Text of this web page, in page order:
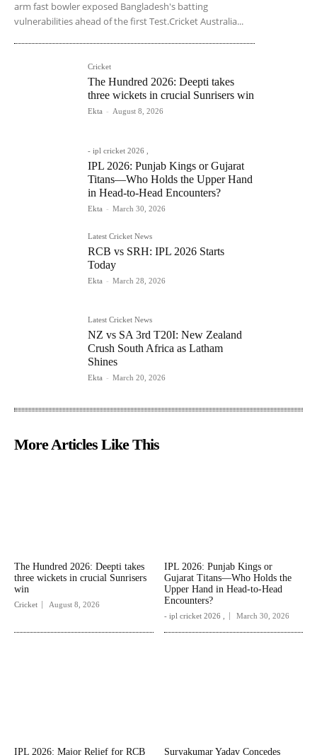
arm fast bowler exposed Bangladesh's batting
vulnerabilities ahead of the first Test.Cricket Australia...
Cricket
The Hundred 2026: Deepti takes
three wickets in crucial Sunrisers win
Ekta - August 8, 2026
- ipl cricket 2026 ,
IPL 2026: Punjab Kings or Gujarat
Titans—Who Holds the Upper Hand
in Head-to-Head Encounters?
Ekta - March 30, 2026
Latest Cricket News
RCB vs SRH: IPL 2026 Starts
Today
Ekta - March 28, 2026
Latest Cricket News
NZ vs SA 3rd T20I: New Zealand
Crush South Africa as Latham
Shines
Ekta - March 20, 2026
More Articles Like This
The Hundred 2026: Deepti takes
three wickets in crucial Sunrisers
win
Cricket August 8, 2026
IPL 2026: Punjab Kings or
Gujarat Titans—Who Holds the
Upper Hand in Head-to-Head
Encounters?
- ipl cricket 2026 , March 30, 2026
IPL 2026: Major Relief for RCB
Suryakumar Yadav Concedes